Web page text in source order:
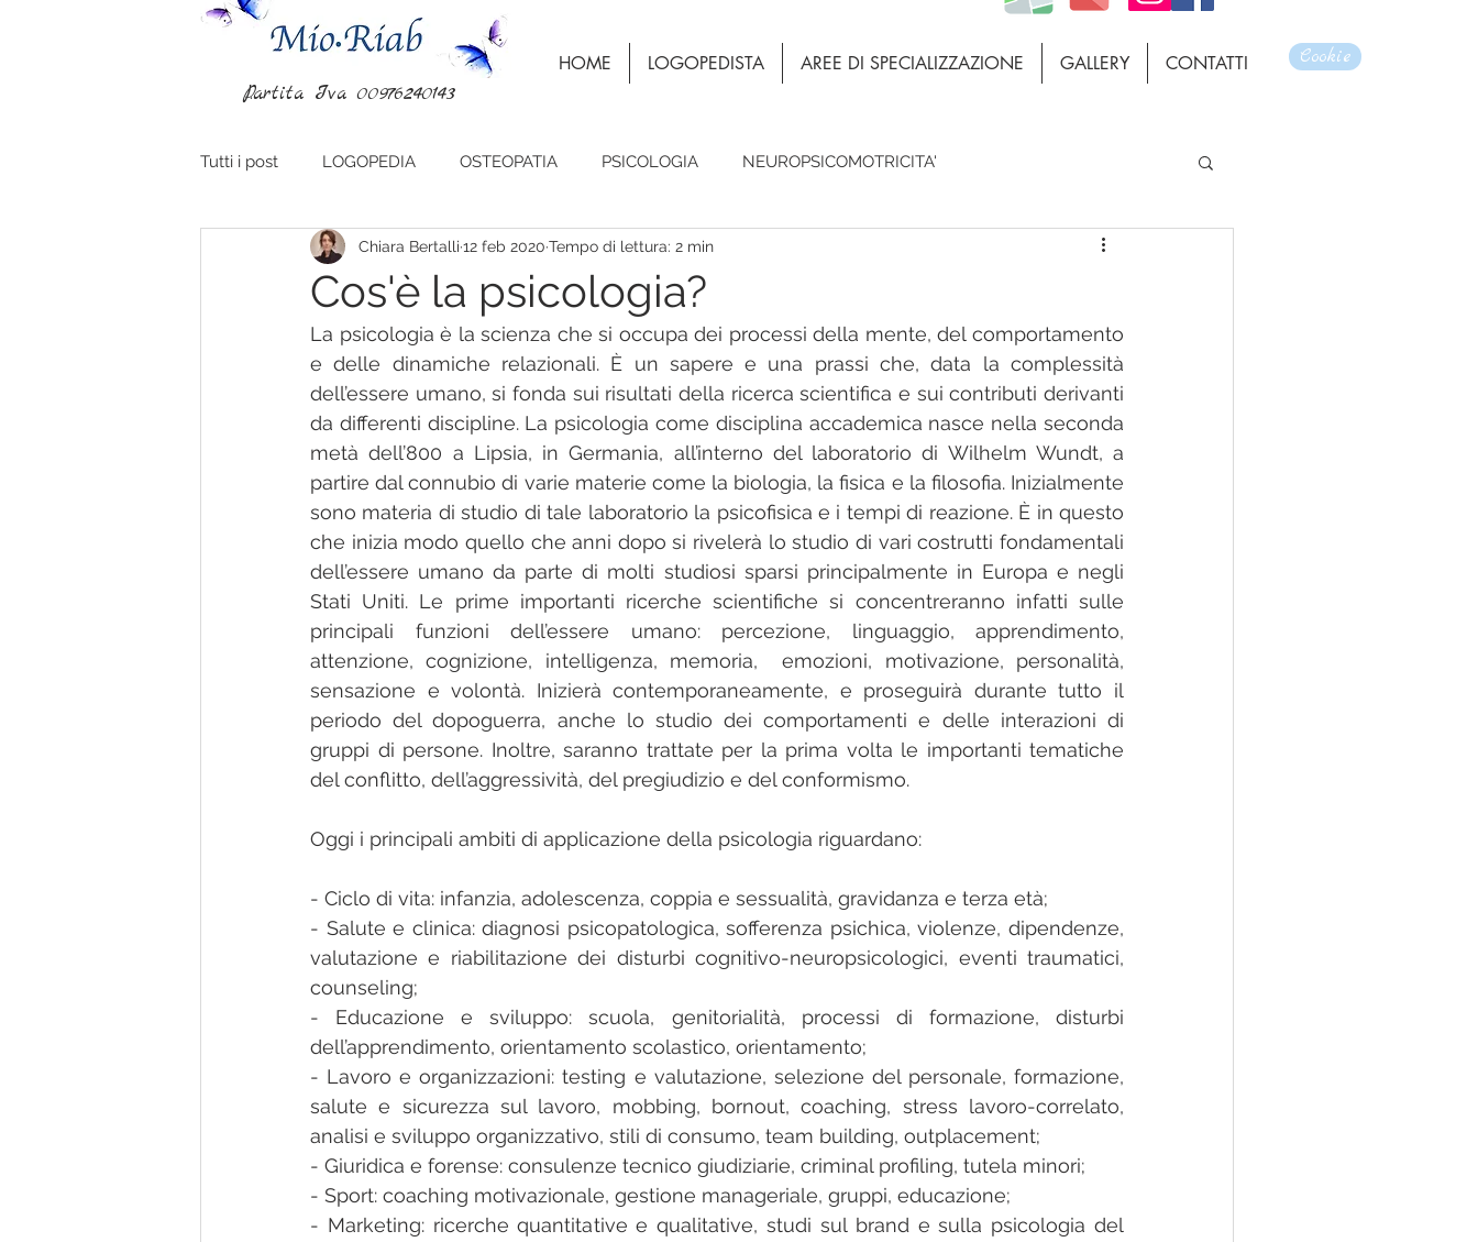
HOME LOGOPEDISTA AREE DI SPECIALIZZAZIONE GALLERY CONTATTI
P.artita Iva 00976240143
Cookie
Tutti i post LOGOPEDIA OSTEOPATIA PSICOLOGIA NEUROPSICOMOTRICITA'
Cos'è la psicologia?
Chiara Bertalli 12 feb 2020 Tempo di lettura: 2 min
La psicologia è la scienza che si occupa dei processi della mente, del comportamento
e delle dinamiche relazionali. È un sapere e una prassi che, data la complessità
dell’essere umano, si fonda sui risultati della ricerca scientifica e sui contributi derivanti
da differenti discipline. La psicologia come disciplina accademica nasce nella seconda
metà dell’800 a Lipsia, in Germania, all’interno del laboratorio di Wilhelm Wundt, a
partire dal connubio di varie materie come la biologia, la fisica e la filosofia. Inizialmente
sono materia di studio di tale laboratorio la psicofisica e i tempi di reazione. È in questo
che inizia modo quello che anni dopo si rivelerà lo studio di vari costrutti fondamentali
dell’essere umano da parte di molti studiosi sparsi principalmente in Europa e negli
Stati Uniti. Le prime importanti ricerche scientifiche si concentreranno infatti sulle
principali funzioni dell’essere umano: percezione, linguaggio, apprendimento,
attenzione, cognizione, intelligenza, memoria,  emozioni, motivazione, personalità,
sensazione e volontà. Inizierà contemporaneamente, e proseguirà durante tutto il
periodo del dopoguerra, anche lo studio dei comportamenti e delle interazioni di
gruppi di persone. Inoltre, saranno trattate per la prima volta le importanti tematiche
del conflitto, dell’aggressività, del pregiudizio e del conformismo.
Oggi i principali ambiti di applicazione della psicologia riguardano:
- Ciclo di vita: infanzia, adolescenza, coppia e sessualità, gravidanza e terza età;
- Salute e clinica: diagnosi psicopatologica, sofferenza psichica, violenze, dipendenze,
valutazione e riabilitazione dei disturbi cognitivo-neuropsicologici, eventi traumatici,
counseling;
- Educazione e sviluppo: scuola, genitorialità, processi di formazione, disturbi
dell’apprendimento, orientamento scolastico, orientamento;
- Lavoro e organizzazioni: testing e valutazione, selezione del personale, formazione,
salute e sicurezza sul lavoro, mobbing, bornout, coaching, stress lavoro-correlato,
analisi e sviluppo organizzativo, stili di consumo, team building, outplacement;
- Giuridica e forense: consulenze tecnico giudiziarie, criminal profiling, tutela minori;
- Sport: coaching motivazionale, gestione manageriale, gruppi, educazione;
- Marketing: ricerche quantitative e qualitative, studi sul brand e sulla psicologia del